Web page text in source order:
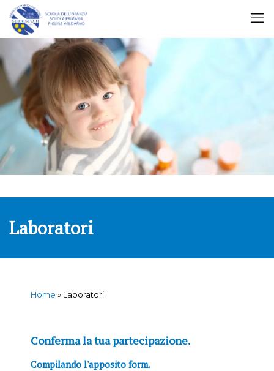
Laboratori
Home » Laboratori
Conferma la tua partecipazione.
Compilando l'apposito form.